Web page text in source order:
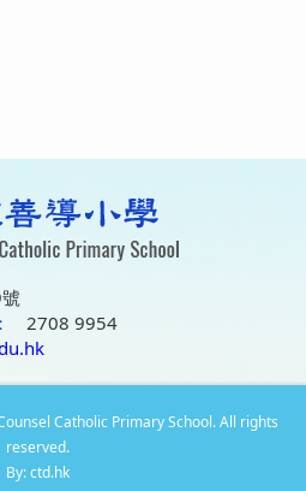
2708 9954
Catholic Primary School. All rights
reserved.
By: ctd.hk